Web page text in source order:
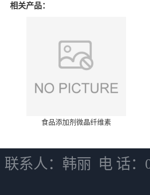
相关产品：
食品添加剂微晶纤维素
联系人：韩丽 电 话